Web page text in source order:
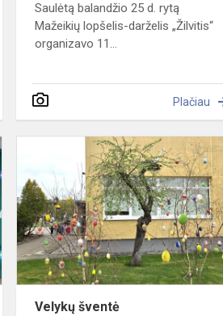
Saulėtą balandžio 25 d. rytą
Mažeikių lopšelis-darželis „Žilvitis“
organizavo 11...
Plačiau
Rajoninis
įstaigų
projektas
„Ką
gali
knyga?"
Velykų šventė